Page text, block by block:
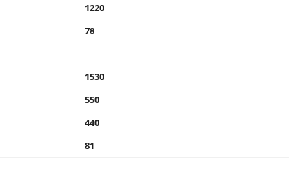
1220
78
1530
550
440
81